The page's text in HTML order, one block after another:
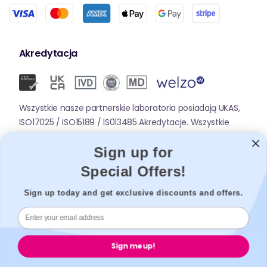
Akredytacja
Wszystkie nasze partnerskie laboratoria posiadają UKAS,
ISO17025 / ISO15189 / IS013485 Akredytacje. Wszystkie
nasze apteki partnerskie są zarejestrowane w GPHC.
Aplikacje mobilne
Sign up for
Special Offers!
Sign up today and get exclusive discounts and offers.
Sign me up!